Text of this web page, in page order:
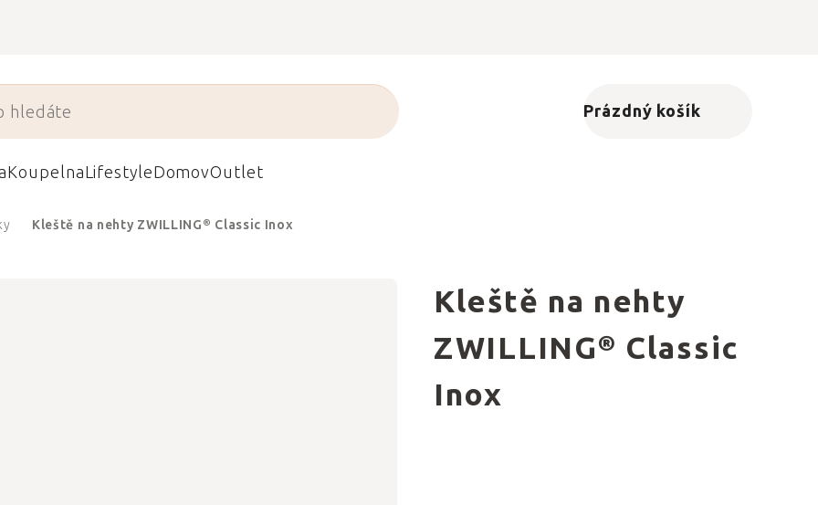
Nákupní košík
Prázdný košík
KoupelnaLifestyleDomovOutlet
Kleště na nehty ZWILLING® Classic Inox
Kleště na nehty
ZWILLING® Classic
Inox